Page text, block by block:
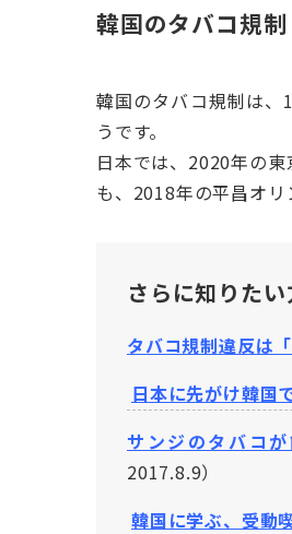
韓国のタバコ規制
韓国のタバコ規制は、
うです。
日本では、2020年の
も、2018年の平昌オリ
さらに知りた
タバコ規制違反は
日本に先がけ韓国
サンジのタバコ
2017.8.9）
韓国に学ぶ、受動